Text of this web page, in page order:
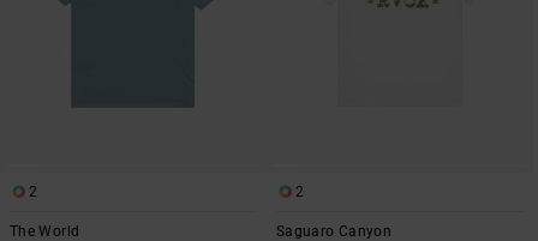
2
The World
2
Saguaro Canyon